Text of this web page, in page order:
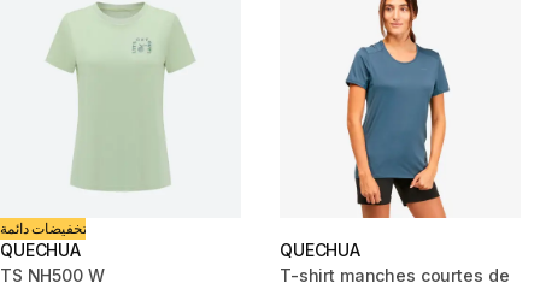
تخفيضات دائمة
QUECHUA
TS NH500 W
QUECHUA
T-shirt manches courtes de